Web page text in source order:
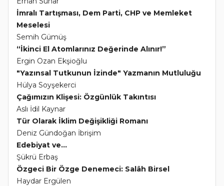
İmralı Tartışması, Dem Parti, CHP ve Memleket
Meselesi
Semih Gümüş
“İkinci El Atomlarınız Değerinde Alınır!”
Ergin Ozan Ekşioğlu
"Yazınsal Tutkunun İzinde" Yazmanın Mutluluğu
Hülya Soyşekerci
Çağımızın Klişesi: Özgünlük Takıntısı
Aslı İdil Kaynar
Tür Olarak İklim Değişikliği Romanı
Deniz Gündoğan İbrişim
Edebiyat ve...
Şükrü Erbaş
Özgeci Bir Özge Denemeci: Salâh Birsel
Haydar Ergülen